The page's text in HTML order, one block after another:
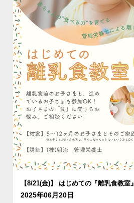
【8/21(金)】 はじめての『離乳食教室』
2025年06月20日
お問合せ